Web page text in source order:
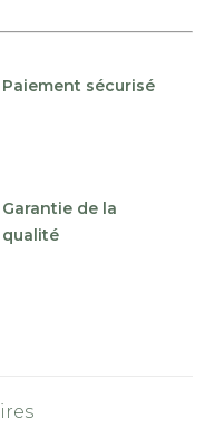
Paiement sécurisé
Garantie de la
qualité